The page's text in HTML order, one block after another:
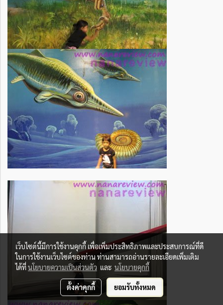
เว็บไซต์นี้มีการใช้งานคุกกี้ เพื่อเพิ่มประสิทธิภาพและประสบการณ์ที่ดี
ในการใช้งานเว็บไซต์ของท่าน ท่านสามารถอ่านรายละเอียดเพิ่มเติม
ได้ที่นโยบายความเป็นส่วนตัว และ นโยบายคุกกี้
ตั้งค่าคุกกี้ ยอมรับทั้งหมด